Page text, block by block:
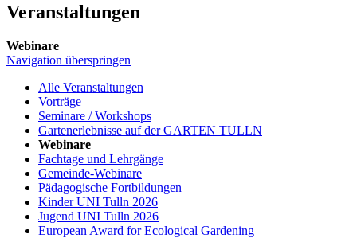
Veranstaltungen
Webinare
Navigation überspringen
Alle Veranstaltungen
Vorträge
Seminare / Workshops
Gartenerlebnisse auf der GARTEN TULLN
Webinare
Fachtage und Lehrgänge
Gemeinde-Webinare
Pädagogische Fortbildungen
Kinder UNI Tulln 2026
Jugend UNI Tulln 2026
European Award for Ecological Gardening